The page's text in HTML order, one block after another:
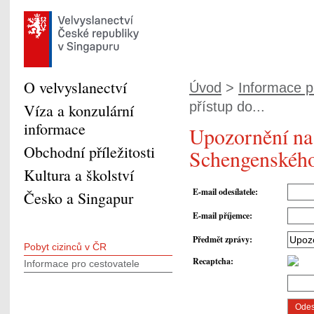
Úvod > Informace
přístup do...
Upozornění
E-mail odesílatele:
E-mail příjemce:
Předmět zprávy:
Recaptcha:
O velvyslanectví
Víza a konzulární
informace
Obchodní příležitosti
Kultura a školství
Česko a Singapur
Pobyt cizinců v ČR
Informace pro cestovatele